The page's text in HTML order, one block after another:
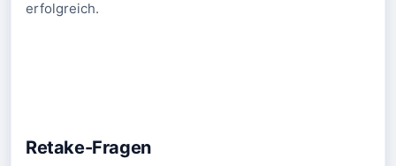
erfolgreich.
Retake-Fragen